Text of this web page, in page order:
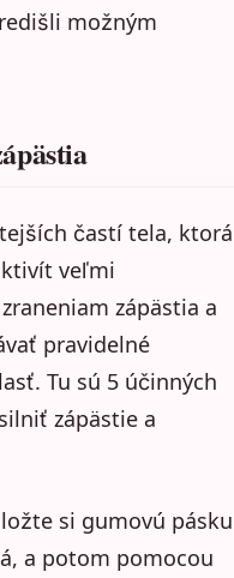
možným
častí tela, ktorá
veľmi
zápästia a
pravidelné
Tu sú 5 účinných
zápästie a
si gumovú pásku
a potom pomocou